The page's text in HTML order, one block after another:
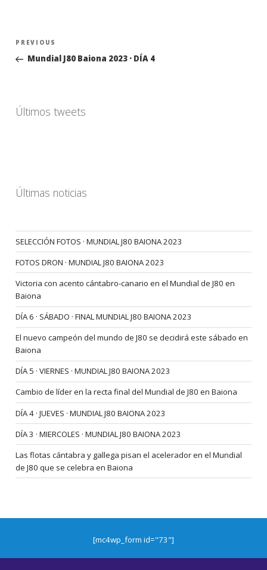
Navegación
entradas
Previous
Post
PREVIOUS
Mundial J80 Baiona 2023 · DÍA 4
Últimos tweets
Últimas noticias
SELECCIÓN FOTOS · MUNDIAL J80 BAIONA 2023
FOTOS DRON · MUNDIAL J80 BAIONA 2023
Victoria con acento cántabro-canario en el Mundial de J80 en
Baiona
DÍA 6 · SÁBADO · FINAL MUNDIAL J80 BAIONA 2023
El nuevo campeón del mundo de J80 se decidirá este sábado en
Baiona
DÍA 5 · VIERNES · MUNDIAL J80 BAIONA 2023
Cambio de líder en la recta final del Mundial de J80 en Baiona
DÍA 4 · JUEVES · MUNDIAL J80 BAIONA 2023
DÍA 3 · MIERCOLES · MUNDIAL J80 BAIONA 2023
Las flotas cántabra y gallega pisan el acelerador en el Mundial
de J80 que se celebra en Baiona
[mc4wp_form id="73"]